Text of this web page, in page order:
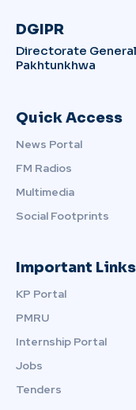
DGIPR
Directorate
Pakhtunkhwa
Quick Access
News Portal
FM Radios
Multimedia
Social Footprints
Important Links
KP Portal
PMRU
Internship Portal
Jobs
Tenders